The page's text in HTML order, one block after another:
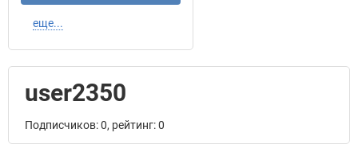
еще...
user2350
Подписчиков: 0, рейтинг: 0